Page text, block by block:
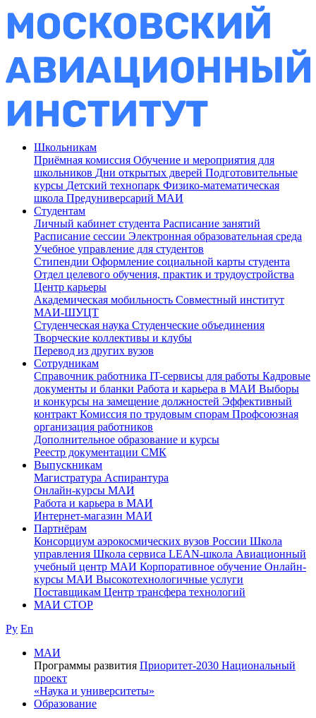
Школьникам
Приёмная комиссия Обучение и мероприятия для
школьников Дни открытых дверей Подготовительные
курсы Детский технопарк Физико-математическая
школа Предуниверсарий МАИ
Студентам
Личный кабинет студента Расписание занятий
Расписание сессии Электронная образовательная среда
Учебное управление для студентов
Стипендии Оформление социальной карты студента
Отдел целевого обучения, практик и трудоустройства
Центр карьеры
Академическая мобильность Совместный институт
МАИ-ШУЦТ
Студенческая наука Студенческие объединения
Творческие коллективы и клубы
Перевод из других вузов
Сотрудникам
Cправочник работника IT-сервисы для работы Кадровые
документы и бланки Работа и карьера в МАИ Выборы
и конкурсы на замещение должностей Эффективный
контракт Комиссия по трудовым спорам Профсоюзная
организация работников
Дополнительное образование и курсы
Реестр документации СМК
Выпускникам
Магистратура Аспирантура
Онлайн-курсы МАИ
Работа и карьера в МАИ
Интернет-магазин МАИ
Партнёрам
Консорциум аэрокосмических вузов России Школа
управления Школа сервиса LEAN-школа Авиационный
учебный центр МАИ Корпоративное обучение Онлайн-
курсы МАИ Высокотехнологичные услуги
Поставщикам Центр трансфера технологий
МАИ СТОР
Ру En
МАИ
Программы развития Приоритет-2030 Национальный
проект
«Наука и университеты»
Образование